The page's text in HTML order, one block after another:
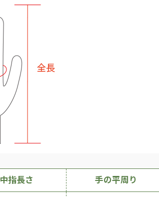
中指長さ 手の平周り